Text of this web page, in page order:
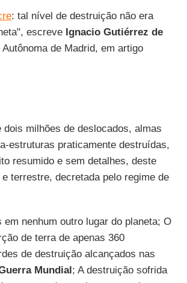
: tal nível de destruição não era
escreveIgnacio Gutiérrez de
de Madrid, em artigo
milhões de deslocados, almas
estruturas praticamente destruídas,
resumido e sem detalhes, deste
terrestre, decretada pelo regime de
nenhum outro lugar do planeta; O
de terra de apenas 360
de destruição alcançados nas
Mundial; A destruição sofrida